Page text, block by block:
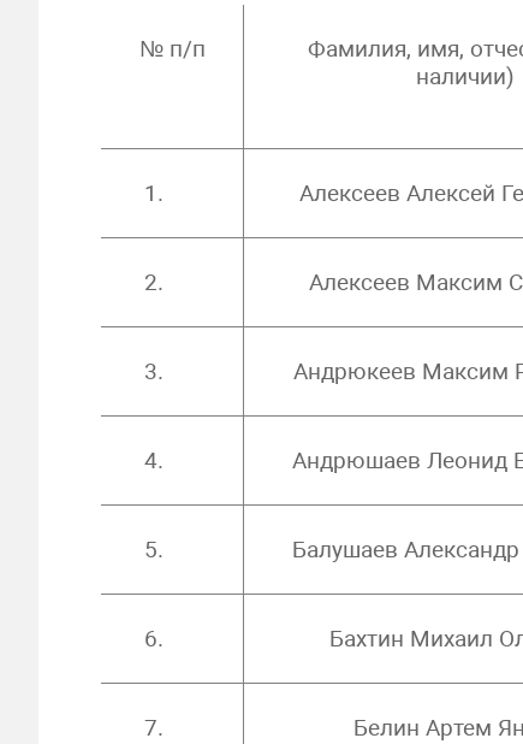
№ п/п
Фамилия, имя,
наличии)
1. Алексеев Алексей
2. Алексеев Максим
3. Андрюкеев Максим
4. Андрюшаев Леонид
5. Балушаев Александр
6. Бахтин Михаил
7. Белин Артем